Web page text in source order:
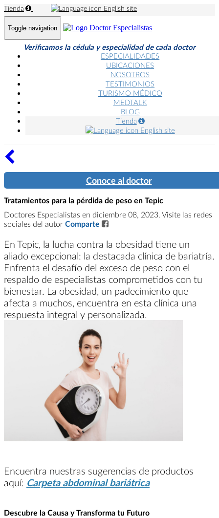
Tienda English site
Toggle navigation
Verificamos la cédula y especialidad de cada doctor
ESPECIALIDADES
UBICACIONES
NOSOTROS
TESTIMONIOS
TURISMO MÉDICO
MEDTALK
BLOG
Tienda
English site
Conoce al doctor
Tratamientos para la pérdida de peso en Tepic
Doctores Especialistas en diciembre 08, 2023. Visite las redes
sociales del autor Comparte
En Tepic, la lucha contra la obesidad tiene un
aliado excepcional: la destacada clínica de bariatría.
Enfrenta el desafío del exceso de peso con el
respaldo de especialistas comprometidos con tu
bienestar. La obesidad, un padecimiento que
afecta a muchos, encuentra en esta clínica una
respuesta integral y personalizada.
Encuentra nuestras sugerencias de productos
aquí: Carpeta abdominal bariátrica
Descubre la Causa y Transforma tu Futuro